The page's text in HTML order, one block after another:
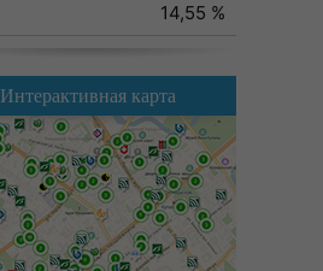
14,55 %
Интерактивная карта